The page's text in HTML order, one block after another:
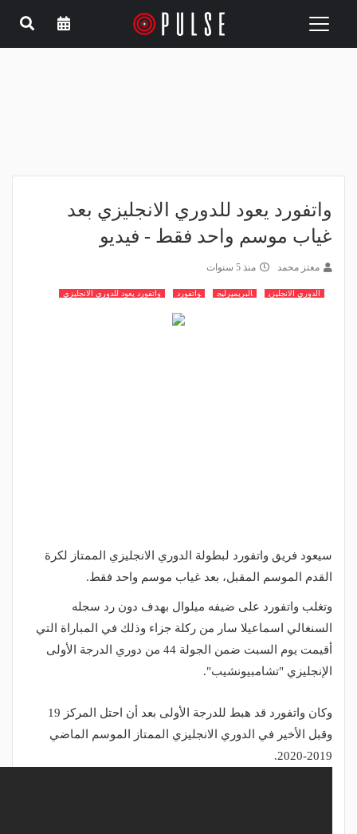
Toggle
واتفورد يعود للدوري الانجليزي بعد
غياب موسم واحد فقط - فيديو
معتز محمد منذ 5 سنوات
الدوري الانجليزي البريميرليج واتفورد واتفورد يعود للدوري الانجليزي
سيعود فريق واتفورد لبطولة الدوري الانجليزي الممتاز لكرة
القدم الموسم المقبل، بعد غياب موسم واحد فقط.
وتغلب واتفورد على ضيفه ميلوال بهدف دون رد سجله
السنغالي اسماعيلا سار من ركلة جزاء وذلك في المباراة التي
أقيمت يوم السبت ضمن الجولة 44 من دوري الدرجة الأولى
الإنجليزي "تشامبيونشيب".
وكان واتفورد قد هبط للدرجة الأولى بعد أن احتل المركز 19
وقبل الأخير في الدوري الانجليزي الممتاز الموسم الماضي
2019-2020.